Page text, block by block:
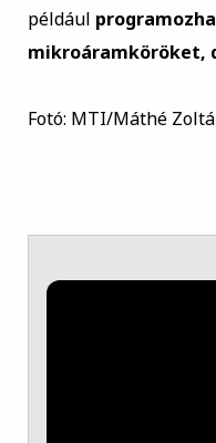
például
mikroáramköröket,
Fotó: MTI/Máthé